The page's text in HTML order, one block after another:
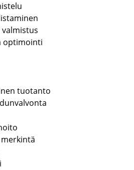
optimointi
tuotanto
merkintä